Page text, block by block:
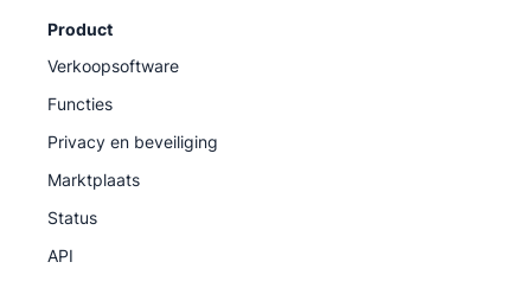
Product
Verkoopsoftware
Functies
Privacy en beveiliging
Marktplaats
Status
API